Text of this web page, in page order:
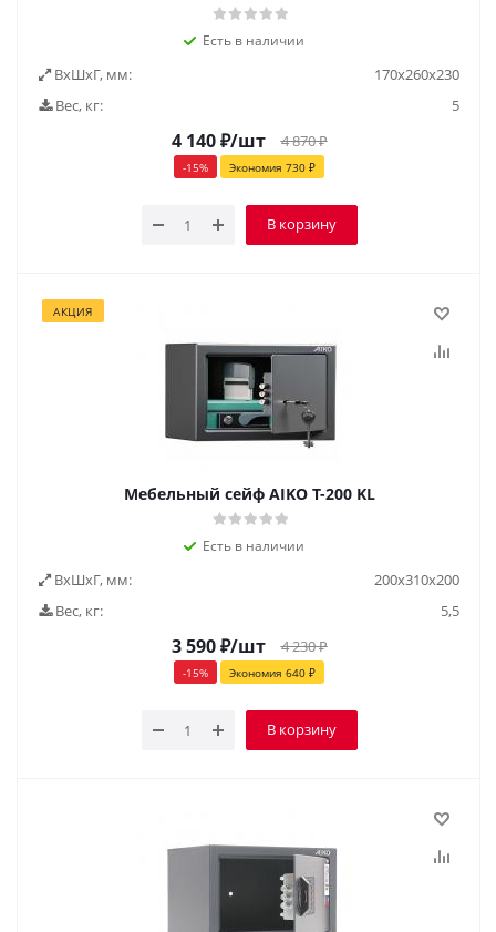
Есть в наличии
ВxШxГ, мм:
170х260х230
Вес, кг:
5
4 140₽/шт 4 870₽
-15% Экономия 730 ₽
В корзину
АКЦИЯ
Мебельный сейф AIKO Т-200 KL
Есть в наличии
ВxШxГ, мм:
200х310х200
Вес, кг:
5,5
3 590₽/шт 4 230₽
-15% Экономия 640 ₽
В корзину